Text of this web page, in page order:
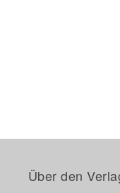
Über den